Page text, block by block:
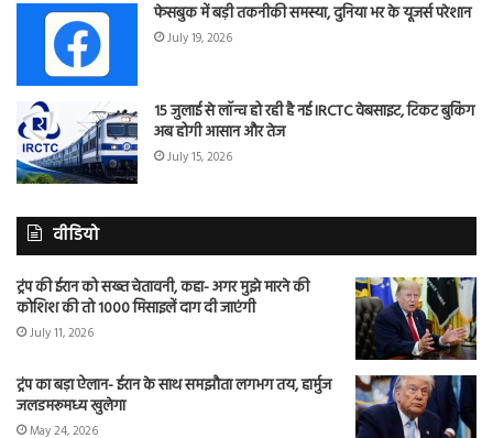
फेसबुक में बड़ी तकनीकी समस्या, दुनिया भर के यूजर्स परेशान
July 19, 2026
15 जुलाई से लॉन्च हो रही है नई IRCTC वेबसाइट, टिकट बुकिंग
अब होगी आसान और तेज
July 15, 2026
वीडियो
ट्रंप की ईरान को सख्त चेतावनी, कहा- अगर मुझे मारने की
कोशिश की तो 1000 मिसाइलें दाग दी जाएंगी
July 11, 2026
ट्रंप का बड़ा ऐलान- ईरान के साथ समझौता लगभग तय, हार्मुज
जलडमरूमध्य खुलेगा
May 24, 2026